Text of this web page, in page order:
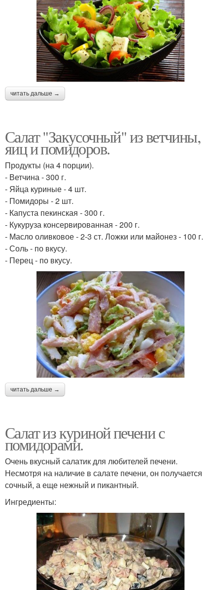
читать дальше →
Салат "Закусочный" из ветчины,
яиц и помидоров.
Продукты (на 4 порции).
- Ветчина - 300 г.
- Яйца куриные - 4 шт.
- Помидоры - 2 шт.
- Капуста пекинская - 300 г.
- Кукуруза консервированная - 200 г.
- Масло оливковое - 2-3 ст. Ложки или майонез - 100 г.
- Соль - по вкусу.
- Перец - по вкусу.
читать дальше →
Салат из куриной печени с
помидорами.
Очень вкусный салатик для любителей печени.
Несмотря на наличие в салате печени, он получается
сочный, а еще нежный и пикантный.
Ингредиенты: